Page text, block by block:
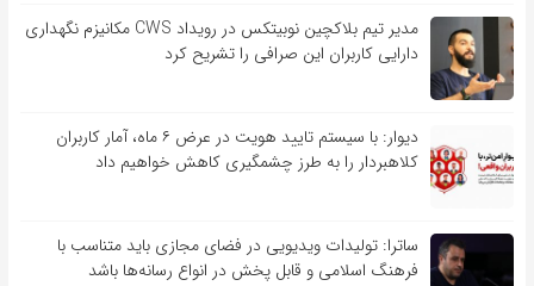
مدیر تیم بلاکچین نوبیتکس در رویداد CWS مکانیزم نگهداری
دارایی کاربران این صرافی را تشریح کرد
دیوار: با سیستم تایید هویت در عرض ۶ ماه، آمار کاربران
کلاهبردار را به طرز چشمگیری کاهش خواهیم داد
ساترا: تولیدات ویدیویی در فضای مجازی باید متناسب با
فرهنگ اسلامی و قابل پخش در انواع رسانه‌ها باشد